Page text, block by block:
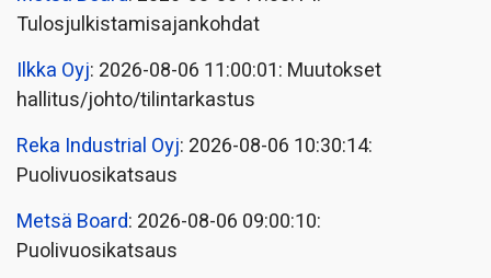
Tulosjulkistamisajankohdat
Ilkka Oyj: 2026-08-06 11:00:01: Muutokset
hallitus/johto/tilintarkastus
Reka Industrial Oyj: 2026-08-06 10:30:14:
Puolivuosikatsaus
Metsä Board: 2026-08-06 09:00:10:
Puolivuosikatsaus